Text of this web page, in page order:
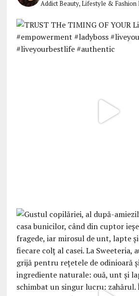
AddictBeauty, Lifestyle &